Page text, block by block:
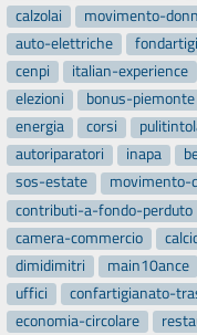
calzolai
movimento-
auto-elettriche
cenpi
italian-experience
elezioni
bonus-piemonte
energia
corsi
autoriparatori
inapa
sos-estate
movimento-
contributi-a-fondo-perduto
camera-commercio
dimidimitri
main10ance
uffici
confartigianato-
economia-circolare